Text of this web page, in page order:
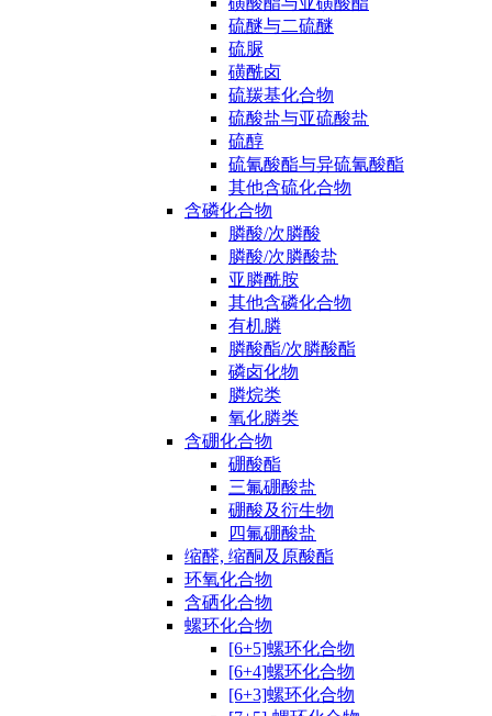
硫醚与二硫醚
硫脲
磺酰卤
硫羰基化合物
硫酸盐与亚硫酸盐
硫醇
硫氰酸酯与异硫氰酸酯
其他含硫化合物
含磷化合物
膦酸/次膦酸
膦酸/次膦酸盐
亚膦酰胺
其他含磷化合物
有机膦
膦酸酯/次膦酸酯
磷卤化物
膦烷类
氧化膦类
含硼化合物
硼酸酯
三氟硼酸盐
硼酸及衍生物
四氟硼酸盐
缩醛, 缩酮及原酸酯
环氧化合物
含硒化合物
螺环化合物
[6+5]螺环化合物
[6+4]螺环化合物
[6+3]螺环化合物